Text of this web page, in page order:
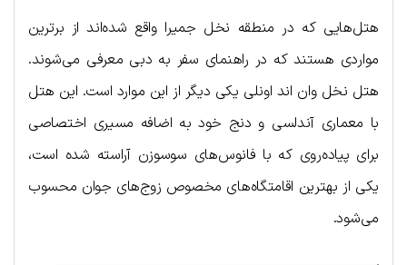
هتل‌هایی که در منطقه نخل جمیرا واقع شده‌اند از برترین
مواردی هستند که در راهنمای سفر به دبی معرفی می‌شوند.
هتل نخل وان اند اونلی یکی دیگر از این موارد است. این هتل
با معماری آندلسی و دنج خود به اضافه مسیری اختصاصی
برای پیاده‌روی که با فانوس‌های سوسوزن آراسته شده است،
یکی از بهترین اقامتگاه‌های مخصوص زوج‌های جوان محسوب
می‌شود.